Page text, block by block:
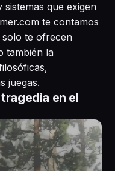
sistemas que exigen
te contamos
solo te ofrecen
también la
juegas.
en el